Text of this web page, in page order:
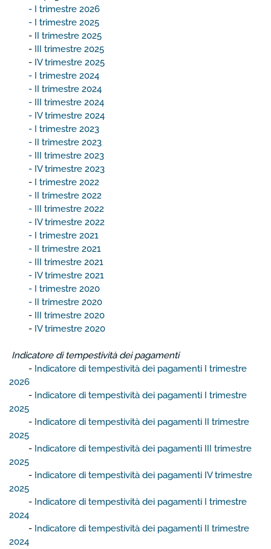
- I trimestre 2026
- I trimestre 2025
- II trimestre 2025
- III trimestre 2025
- IV trimestre 2025
- I trimestre 2024
- II trimestre 2024
- III trimestre 2024
- IV trimestre 2024
- I trimestre 2023
- II trimestre 2023
- III trimestre 2023
- IV trimestre 2023
- I trimestre 2022
- II trimestre 2022
- III trimestre 2022
- IV trimestre 2022
- I trimestre 2021
- II trimestre 2021
- III trimestre 2021
- IV trimestre 2021
- I trimestre 2020
- II trimestre 2020
- III trimestre 2020
- IV trimestre 2020
Indicatore di tempestività dei pagamenti
- Indicatore di tempestività dei pagamenti I trimestre
2026
- Indicatore di tempestività dei pagamenti I trimestre
2025
- Indicatore di tempestività dei pagamenti II trimestre
2025
- Indicatore di tempestività dei pagamenti III trimestre
2025
- Indicatore di tempestività dei pagamenti IV trimestre
2025
- Indicatore di tempestività dei pagamenti I trimestre
2024
- Indicatore di tempestività dei pagamenti II trimestre
2024